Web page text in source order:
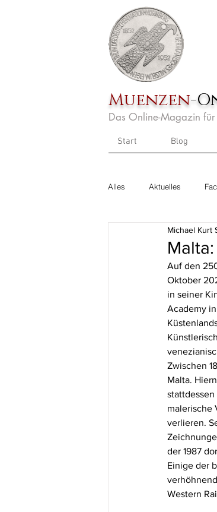
Muenzen-
Das Online-Magazin
Start Blog
Alles Aktuelles
Michael Kurt
Auf den
Oktober
in seiner
Academy
Zwischen
Malta.
malerische
verlieren.
der 1987
Einige der
Western